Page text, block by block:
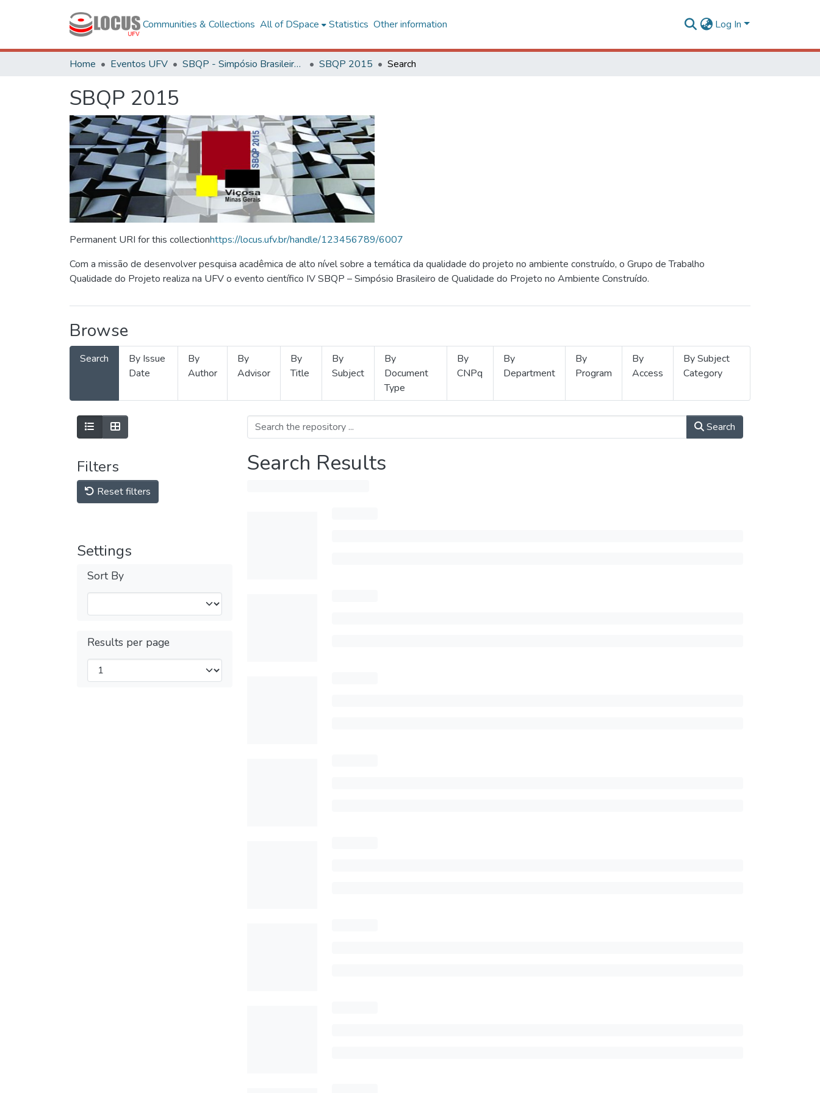
Communities & Collections All of DSpace Statistics Other information Log In
Home Eventos UFV SBQP - Simpósio Brasileiro de Qualidade do Projeto no Ambiente Construído SBQP 2015 Search
SBQP 2015
Permanent URI for this collectionhttps://locus.ufv.br/handle/123456789/6007
Com a missão de desenvolver pesquisa acadêmica de alto nível sobre a temática da qualidade do projeto no ambiente construído, o Grupo de Trabalho
Qualidade do Projeto realiza na UFV o evento científico IV SBQP – Simpósio Brasileiro de Qualidade do Projeto no Ambiente Construído.
Browse
Search
By Issue
Date
By
Author
By
Advisor
By
Title
By
Subject
By
Document
Type
By
CNPq
By
Department
By
Program
By
Access
By Subject
Category
Filters
Reset filters
Settings
Sort By
Results per page
Search
Search Results